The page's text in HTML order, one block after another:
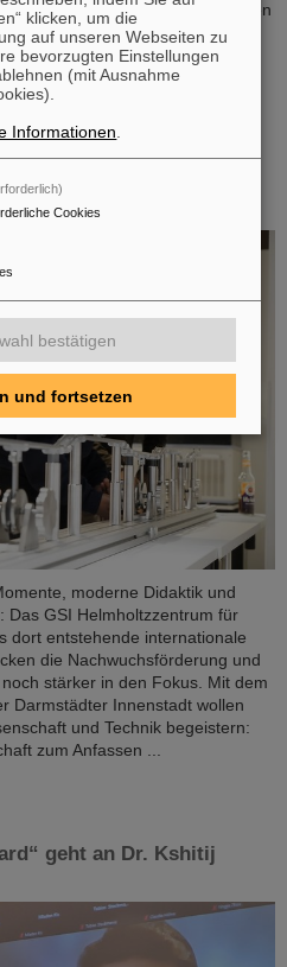
gemeinsam mit zahlreichen
und Wissenschaft ein
(MoU) zur Kernfusion.
SCIENCE
bringt Wissenschaft in die
moderne Didaktik und
Das GSI Helmholtzzentrum für
dort entstehende internationale
die Nachwuchsförderung und
stärker in den Fokus. Mit dem
Darmstädter Innenstadt wollen
und Technik begeistern:
zum Anfassen ...
geht an Dr. Kshitij
klicken, um die
auf unseren Webseiten zu
bevorzugten Einstellungen
(mit Ausnahme
Informationen
Cookies
bestätigen
und fortsetzen